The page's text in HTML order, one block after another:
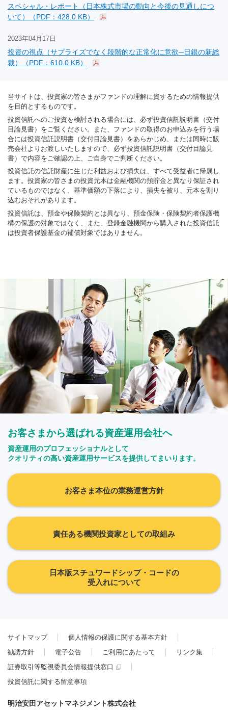
スペシャル・レポート（日本株式市場の動向と今後の見通しにつ
いて）（PDF：428.0 KB）
2023年04月17日
投資の視点（サプライズでなく段階的な正常化に意欲─日銀の新総
裁）（PDF：610.0 KB）
当サイトは、投資家の皆さまがファンドの理解に資するための情報提供
を目的とするものです。
投資信託へのご投資を検討される場合には、必ず投資信託説明書（交付
目論見書）をご覧ください。また、ファンドの取得のお申込みを行う場
合には投資信託説明書（交付目論見書）をあらかじめ、または同時に販
売会社よりお渡しいたしますので、必ず投資信託説明書（交付目論見
書）で内容をご確認の上、ご自身でご判断ください。
投資信託の信託財産に生じた利益および損失は、すべて受益者に帰属し
ます。投資家の皆さまの投資元本は金融機関の預貯金と異なり保証され
ているものではなく、基準価額の下落により、損失を被り、元本を割り
込むおそれがあります。
投資信託は、預金や保険契約とは異なり、預金保険・保険契約者保護機
構の保護の対象ではなく、また、登録金融機関から購入された投資信託
は投資者保護基金の補償対象ではありません。
お客さまから選ばれる資産運用会社へ
資産運用のプロフェッショナルとして
クオリティの高い資産運用サービスを提供してまいります。
お客さま本位の業務運営方針
責任ある機関投資家としての取組み
日本版スチュワードシップ・コードの
受入れについて
サイトマップ
個人情報の保護に関する基本方針
勧誘方針
電子公告 ご利用にあたって
リンク集
証券取引等監視委員会情報提供窓口
投資信託に関する留意事項
明治安田アセットマネジメント株式会社